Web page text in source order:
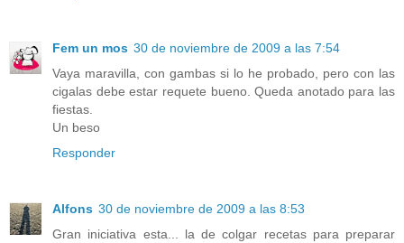
Fem un mos 30 de noviembre de 2009 a las 7:54
Vaya maravilla, con gambas si lo he probado, pero con las
cigalas debe estar requete bueno. Queda anotado para las
fiestas.
Un beso
Responder
Alfons 30 de noviembre de 2009 a las 8:53
Gran iniciativa esta... la de colgar recetas para preparar